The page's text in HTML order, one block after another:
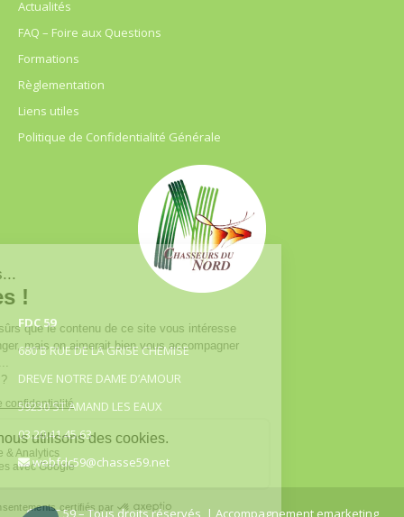
Actualités
FAQ – Foire aux Questions
Formations
Règlementation
Liens utiles
Politique de Confidentialité Générale
FDC 59
680 B RUE DE LA GRISE CHEMISE
DREVE NOTRE DAME D’AMOUR
59230 ST AMAND LES EAUX
03.20.41.45.63
webfdc59@chasse59.net
© FDC 59 – Tous droits réservés | Accompagnement emarketing